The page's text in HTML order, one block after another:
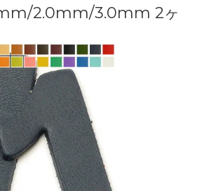
2.0mm/3.0mm 2ヶ